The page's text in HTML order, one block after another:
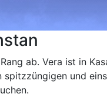
ab. Vera ist in
spitzzüngigen und